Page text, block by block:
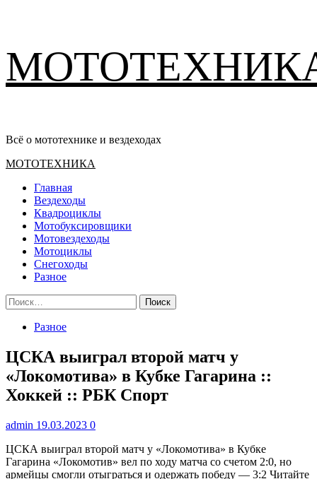
содержимому
Всё о мототехнике и вездеходах
Основное
МОТОТЕХНИКА
Главная
Вездеходы
Квадроциклы
Мотобуксировщики
Мотовездеходы
Мотоциклы
Снегоходы
Разное
Найти:
Разное
ЦСКА выиграл второй матч у
«Локомотива» в Кубке Гагарина ::
Хоккей :: РБК Спорт
admin 19.03.2023 0
ЦСКА выиграл второй матч у «Локомотива» в Кубке
Гагарина «Локомотив» вел по ходу матча со счетом 2:0, но
армейцы смогли отыграться и одержать победу — 3:2 Читайте